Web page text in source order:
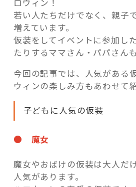
ロウィン！
若い人たちだけでなく、親子
増えています。
仮装をしてイベントに参加し
たりするママさん・パパさん
今回の記事では、人気がある
ウィンの楽しみ方もあわせて
子どもに人気の仮装
● 魔女
魔女やおばけの仮装は大人だ
人気があります。